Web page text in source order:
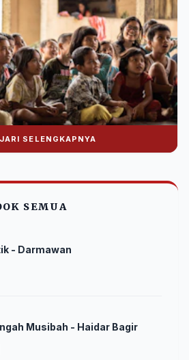
digital.
SELENGKAPNYA
SEMUA
- Darmawan
Musibah - Haidar Bagir